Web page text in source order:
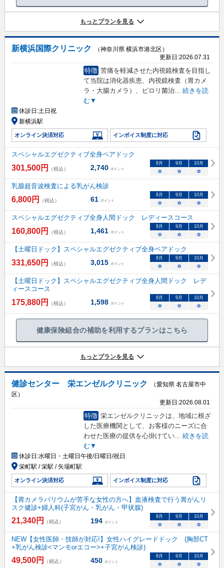
もっとプランを見る
新横浜国際クリニック
（神奈川県 横浜市港北区）
更新日:2026.07.31
特徴 苦痛を軽減させた内視鏡検査を目指し
て当院は消化器疾患、内視鏡検査（胃カメ
ラ・大腸カメラ）、ピロリ菌治... 続きを読
む▼
休診日:土日祝
新横浜駅
オンライン決済対応 インボイス制度に対応
スペシャルエグゼクティブ全身ペアドック
301,500円 （税込） 2,740 ポイント
8月 9月 10月
○ ○ ○
乳腺超音波検査による乳がん検診
6,800円 （税込） 61 ポイント
8月 9月 10月
○ ○ ○
スペシャルエグゼクティブ全身人間ドック レディースコース
160,800円 （税込） 1,461 ポイント
8月 9月 10月
○ ○ ○
【土曜日ドック】スペシャルエグゼクティブ全身ペアドック
331,650円 （税込） 3,015 ポイント
8月 9月 10月
○ ○ ○
【土曜日ドック】スペシャルエグゼクティブ全身人間ドック レデ
ィースコース
175,880円 （税込） 1,598 ポイント
8月 9月 10月
○ ○ ○
健康保険組合の補助を利用するプランはこちら
もっとプランを見る
健診センター 栄エンゼルクリニック
（愛知県 名古屋市中
区）
更新日:2026.08.01
特徴 栄エンゼルクリニックは、地域に根ざ
した医療機関として、お客様のニーズに合
わせた医療の提供を心掛けてい...
続きを読
む▼
休診日:水曜日・土曜日午後/日曜日/祝日
栄町駅 / 栄駅 / 矢場町駅
オンライン決済対応 インボイス制度に対応
【胃カメラバリウムが苦手な女性の方へ】血液検査で行う胃がんリ
スク健診+婦人科(子宮がん・乳がん・甲状腺)
21,340円 （税込） 194 ポイント
8 月 9 月 10月
○ ○ ○
NEW【女性医師・技師が対応!】女性ハイグレードドック (胸部CT
+乳がん検診<マンモorエコー>+子宮がん検診)
49,500円 （税込） 450 ポイント
8 月 9 月 10月
○ ○ ○